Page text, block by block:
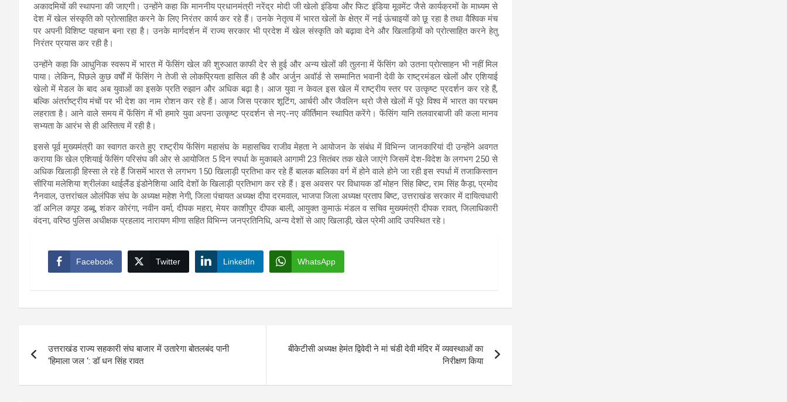
अकादमियों की स्थापना की जाएगी। उन्होंने कहा कि माननीय प्रधानमंत्री नरेंद्र मोदी जी खेलो इंडिया और फिट इंडिया मूवमेंट जैसे कार्यक्रमों के माध्यम से
देश में खेल संस्कृति को प्रोत्साहित करने के लिए निरंतर कार्य कर रहे हैं। उनके नेतृत्व में भारत खेलों के क्षेत्र में नई ऊंचाइयों को छू रहा है तथा वैश्विक मंच
पर अपनी विशिष्ट पहचान बना रहा है। उनके मार्गदर्शन में राज्य सरकार भी प्रदेश में खेल संस्कृति को बढ़ावा देने और खिलाड़ियों को प्रोत्साहित करने हेतु
निरंतर प्रयास कर रही है।
उन्होंने कहा कि आधुनिक स्वरूप में भारत में फेंसिंग खेल की शुरुआत काफी देर से हुई और अन्य खेलों की तुलना में फेंसिंग को उतना प्रोत्साहन भी नहीं मिल
पाया। लेकिन, पिछले कुछ वर्षों में फेंसिंग ने तेजी से लोकप्रियता हासिल की है और अर्जुन अवॉर्ड से सम्मानित भवानी देवी के राष्ट्रमंडल खेलों और एशियाई
खेलो में मेडल के बाद अब युवाओं का इसके प्रति रुझान और अधिक बढ़ा है। आज युवा न केवल इस खेल में राष्ट्रीय स्तर पर उत्कृष्ट प्रदर्शन कर रहे हैं,
बल्कि अंतर्राष्ट्रीय मंचों पर भी देश का नाम रोशन कर रहे हैं। आज जिस प्रकार शूटिंग, आर्चरी और जैवलिन थ्रो जैसे खेलों में पूरे विश्व में भारत का परचम
लहराता है। आने वाले समय में फेंसिंग में भी हमारे युवा अपना उत्कृष्ट प्रदर्शन से नए-नए कीर्तिमान स्थापित करेंगे। फेंसिंग यानि तलवारबाजी की कला मानव
सभ्यता के आरंभ से ही अस्तित्व में रही है।
इससे पूर्व मुख्यमंत्री का स्वागत करते हुए राष्ट्रीय फेंसिंग महासंघ के महासचिव राजीव मेहता ने आयोजन के संबंध में विभिन्न जानकारियां दी उन्होंने अवगत
कराया कि खेल एशियाई फेंसिंग परिसंघ की ओर से आयोजित 5 दिन स्पर्धा के मुकाबले आगामी 23 सितंबर तक खेले जाएंगे जिसमें देश-विदेश के लगभग 250 से
अधिक खिलाड़ी हिस्सा ले रहे हैं जिसमें भारत से लगभग 150 खिलाड़ी प्रतिभा कर रहे हैं बालक बालिका वर्ग में होने वाले होने जा रही इस स्पर्धा में तजाकिस्तान
सीरिया मलेशिया श्रीलंका थाईलैंड इंडोनेशिया आदि देशों के खिलाड़ी प्रतिभाग कर रहे हैं। इस अवसर पर विधायक डॉ मोहन सिंह बिष्ट, राम सिंह कैड़ा, प्रमोद
नैनवाल, उत्तरांचल ओलंपिक संघ के अध्यक्ष महेश नेगी, जिला पंचायत अध्यक्ष दीपा दरमवाल, भाजपा जिला अध्यक्ष प्रताप बिष्ट, उत्तराखंड सरकार में दायित्वधारी
डॉ अनिल कपूर डब्बू, शंकर कोरंगा, नवीन वर्मा, दीपक महरा, मेयर काशीपुर दीपक बाली, आयुक्त कुमाऊं मंडल व सचिव मुख्यमंत्री दीपक रावत, जिलाधिकारी
वंदना, वरिष्ठ पुलिस अधीक्षक प्रहलाद नारायण मीणा सहित विभिन्न जनप्रतिनिधि, अन्य देशों से आए खिलाड़ी, खेल प्रेमी आदि उपस्थित रहे।
Facebook Twitter LinkedIn WhatsApp
navigation
उत्तराखंड राज्य सहकारी संघ बाजार में उतारेगा बोतलबंद पानी
‘हिमाला जल ‘: डॉ धन सिंह रावत
बीकेटीसी अध्यक्ष हेमंत द्विवेदी ने मां चंडी देवी मंदिर में व्यवस्थाओं का
निरीक्षण किया